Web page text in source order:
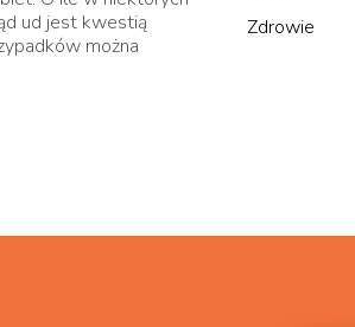
ud jest kwestią
można
Zdrowie